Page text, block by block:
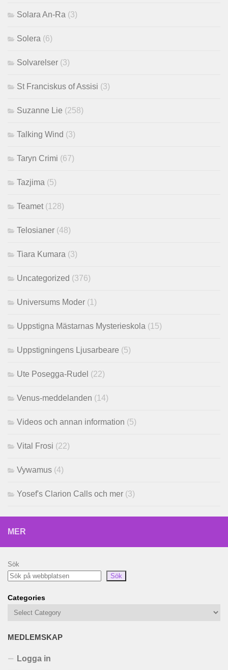
Solara An-Ra (3)
Solera (6)
Solvarelser (3)
St Franciskus of Assisi (3)
Suzanne Lie (258)
Talking Wind (3)
Taryn Crimi (67)
Tazjima (5)
Teamet (128)
Telosianer (48)
Tiara Kumara (3)
Uncategorized (376)
Universums Moder (1)
Uppstigna Mästarnas Mysterieskola (15)
Uppstigningens Ljusarbeare (5)
Ute Posegga-Rudel (22)
Venus-meddelanden (14)
Videos och annan information (5)
Vital Frosi (22)
Vywamus (4)
Yosef's Clarion Calls och mer (3)
MER
Sök
Sök
Categories
MEDLEMSKAP
Logga in